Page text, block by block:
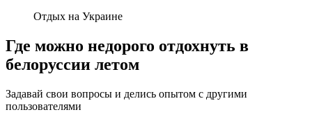
Отдых на Украине
Где можно недорого отдохнуть в
белоруссии летом
Задавай свои вопросы и делись опытом с другими
пользователями